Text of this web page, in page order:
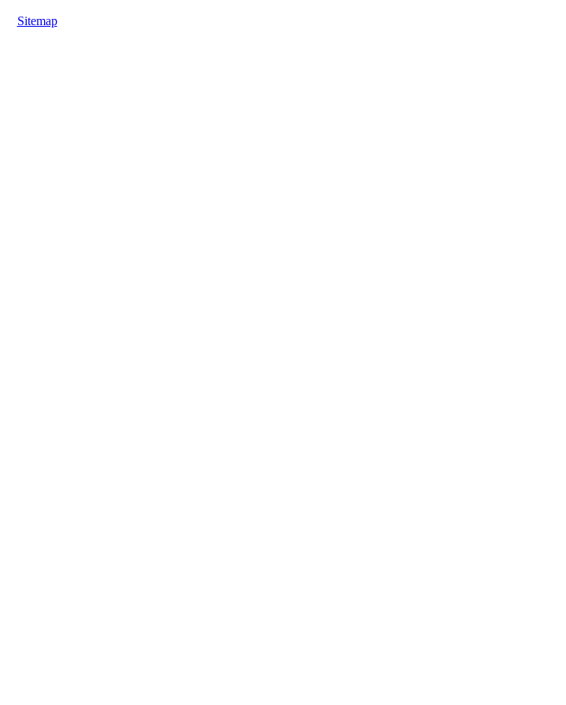
Sitemap